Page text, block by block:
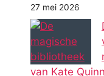
27 mei 2026
van Kate Quinn